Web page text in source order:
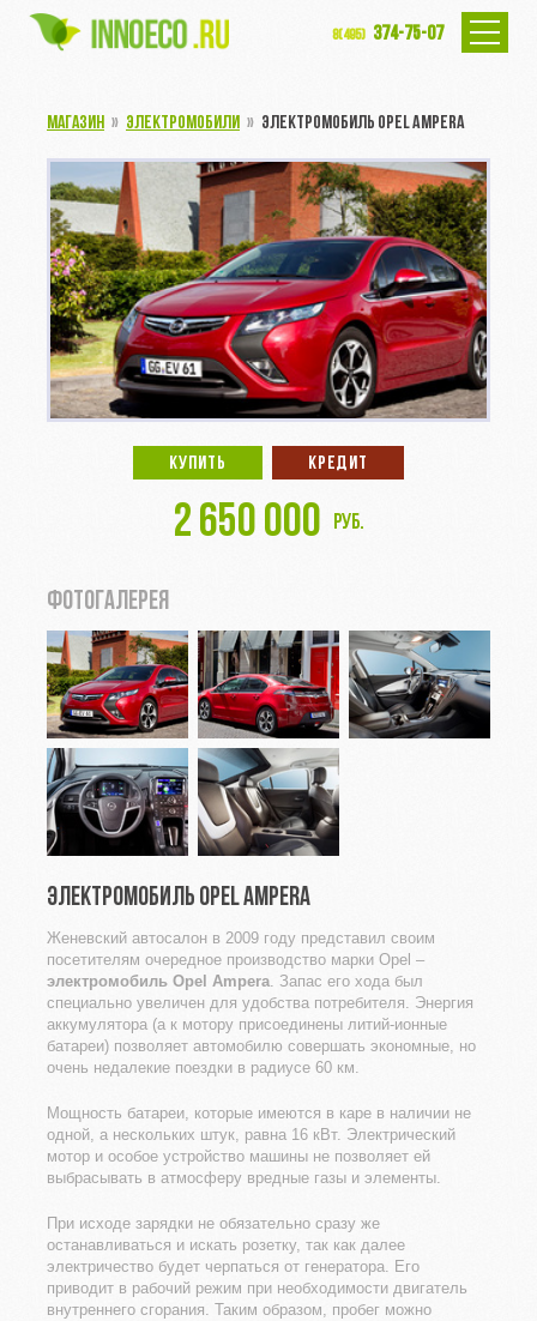
8(495) 374-75-07
МАГАЗИН » ЭЛЕКТРОМОБИЛИ » ЭЛЕКТРОМОБИЛЬ OPEL AMPERA
КУПИТЬ КРЕДИТ
2 650 000 руб.
ФОТОГАЛЕРЕЯ
ЭЛЕКТРОМОБИЛЬ OPEL AMPERA
Женевский автосалон в 2009 году представил своим
посетителям очередное производство марки Opel –
электромобиль Opel Ampera. Запас его хода был
специально увеличен для удобства потребителя. Энергия
аккумулятора (а к мотору присоединены литий-ионные
батареи) позволяет автомобилю совершать экономные, но
очень недалекие поездки в радиусе 60 км.
Мощность батареи, которые имеются в каре в наличии не
одной, а нескольких штук, равна 16 кВт. Электрический
мотор и особое устройство машины не позволяет ей
выбрасывать в атмосферу вредные газы и элементы.
При исходе зарядки не обязательно сразу же
останавливаться и искать розетку, так как далее
электричество будет черпаться от генератора. Его
приводит в рабочий режим при необходимости двигатель
внутреннего сгорания. Таким образом, пробег можно